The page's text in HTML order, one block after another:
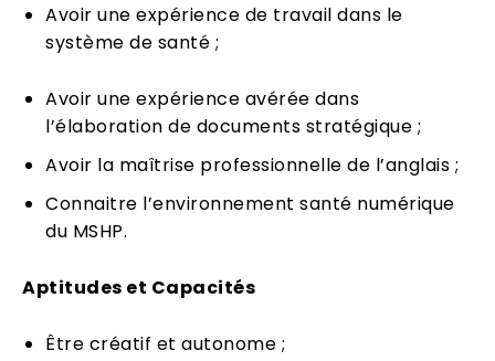
Avoir une expérience de travail dans le
système de santé ;
Avoir une expérience avérée dans
l’élaboration de documents stratégique ;
Avoir la maîtrise professionnelle de l’anglais ;
Connaitre l’environnement santé numérique
du MSHP.
Aptitudes et Capacités
Être créatif et autonome ;